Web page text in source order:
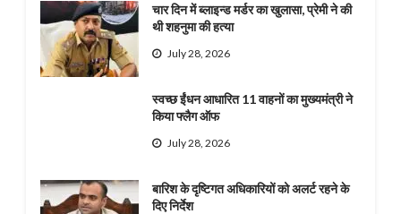
चार दिन में ब्लाइन्ड मर्डर का खुलासा, प्रेमी ने की
थी शहनुमा की हत्या
July 28, 2026
स्वच्छ ईंधन आधारित 11 वाहनों का मुख्यमंत्री ने
किया फ्लैग ऑफ
July 28, 2026
बारिश के दृष्टिगत अधिकारियों को अलर्ट रहने के
दिए निर्देश